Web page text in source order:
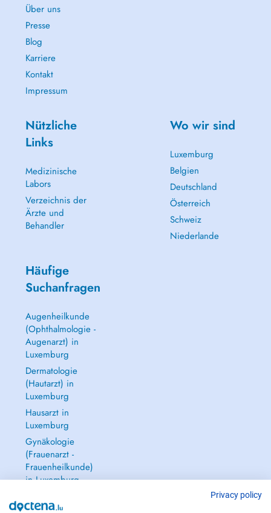
Über uns
Presse
Blog
Karriere
Kontakt
Impressum
Nützliche
Links
Medizinische
Labors
Verzeichnis der
Ärzte und
Behandler
Wo wir sind
Luxemburg
Belgien
Deutschland
Österreich
Schweiz
Niederlande
Häufige
Suchanfragen
Augenheilkunde
(Ophthalmologie -
Augenarzt) in
Luxemburg
Dermatologie
(Hautarzt) in
Luxemburg
Hausarzt in
Luxemburg
Gynäkologie
(Frauenarzt -
Frauenheilkunde)
in Luxemburg
Privacy policy